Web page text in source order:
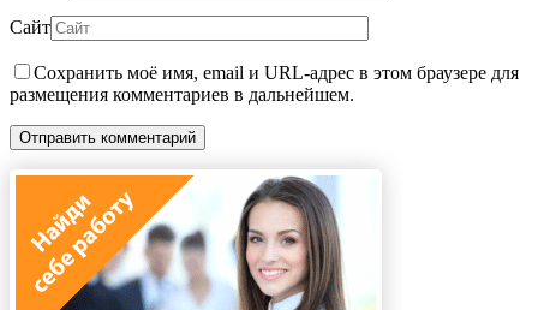
Сайт
Сохранить моё имя, email и URL-адрес в этом браузере для
размещения комментариев в дальнейшем.